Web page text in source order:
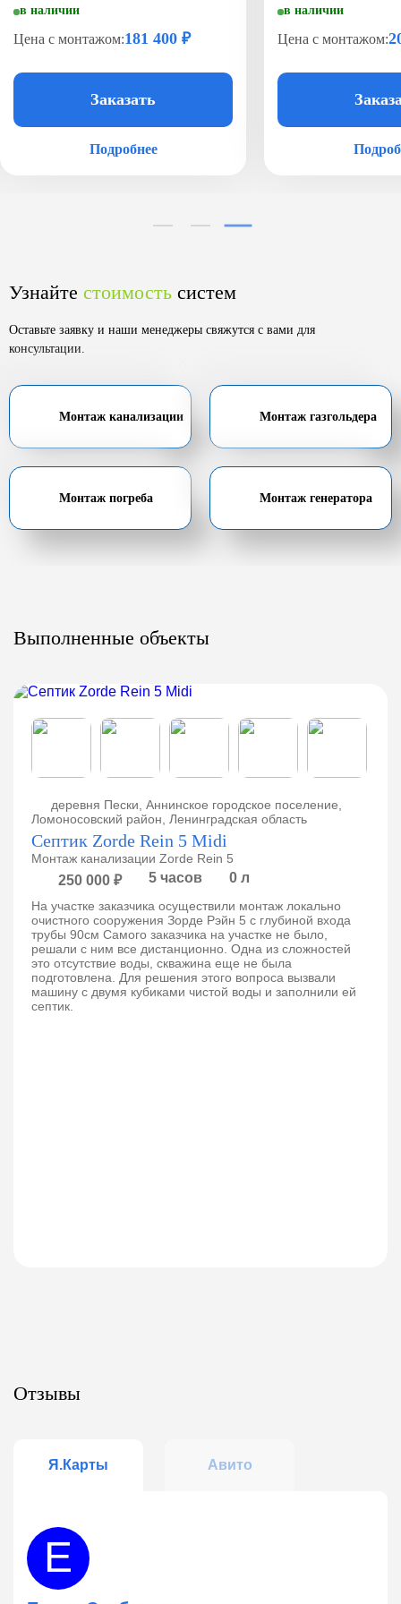
в наличии
Цена с монтажом:181 400 ₽
Заказать
Подробнее
в наличии
Цена с монтажом:
Узнайте стоимость систем
Оставьте заявку и наши менеджеры свяжутся с вами для
консультации.
Монтаж канализации Монтаж газгольдера
Монтаж погреба Монтаж генератора
Выполненные объекты
деревня Пески, Аннинское городское поселение,
Ломоносовский район, Ленинградская область
Септик Zorde Rein 5 Midi
Монтаж канализации Zorde Rein 5
250 000 ₽ 5 часов 0 л
На участке заказчика осуществили монтаж локально
очистного сооружения Зорде Рэйн 5 с глубиной входа
трубы 90см Самого заказчика на участке не было,
решали с ним все дистанционно. Одна из сложностей
это отсутствие воды, скважина еще не была
подготовлена. Для решения этого вопроса вызвали
машину с двумя кубиками чистой воды и заполнили ей
септик.
Отзывы
Я.Карты Авито
Е